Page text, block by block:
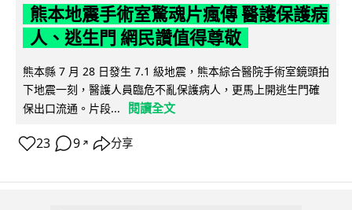
熊本地震手術室驚魂片瘋傳 醫護保護病
人、逃生門 網民讚值得尊敬
熊本縣 7 月 28 日發生 7.1 級地震，熊本綜合醫院手術室鏡頭拍
下地震一刻，醫護人員臨危不亂保護病人，更馬上開逃生門確
保出口流通。片段...
閱讀全文
23 9 ↗ 分享